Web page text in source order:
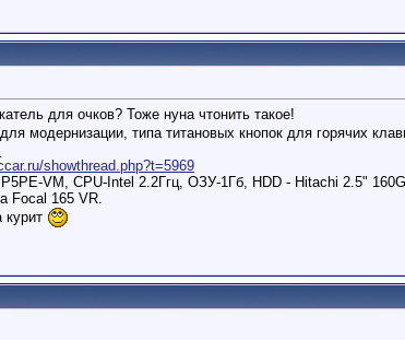
для очков? Тоже нуна чтонить такое!
модернизации, типа титановых кнопок для горячих
showthread.php?t=5969
VM, CPU-Intel 2.2Ггц, ОЗУ-1Гб, HDD - Hitachi 2.5"
Focal 165 VR.